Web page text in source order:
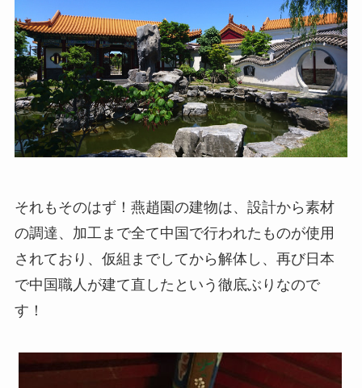
それもそのはず！燕趙園の建物は、設計から素材
の調達、加工まで全て中国で行われたものが使用
されており、仮組までしてから解体し、再び日本
で中国職人が建て直したという徹底ぶりなので
す！